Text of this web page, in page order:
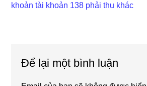
khoản tài khoản 138 phải thu khác
Interactions
Để lại một bình luận